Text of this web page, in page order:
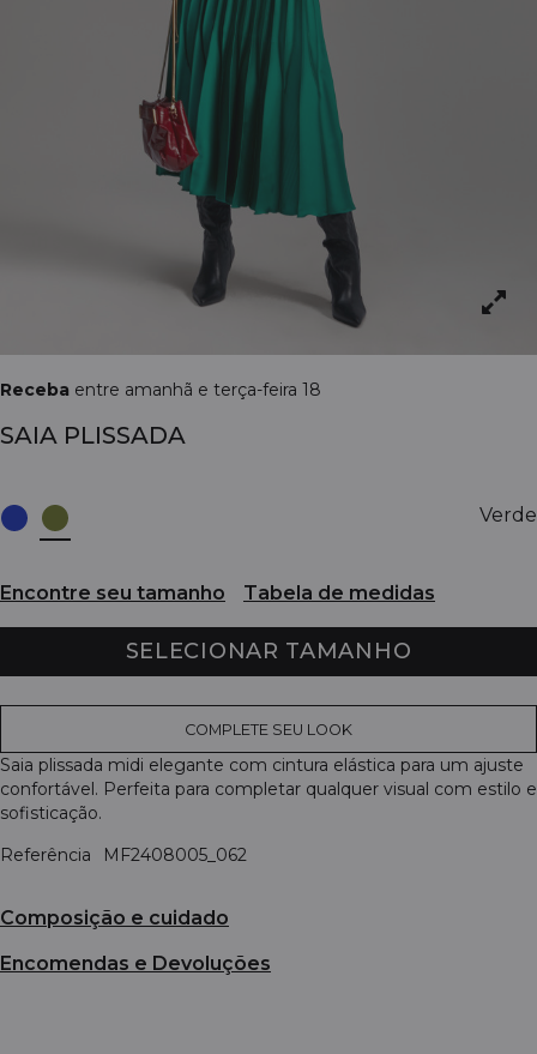
Receba entre amanhã e terça-feira 18
SAIA PLISSADA
Verde
Encontre seu tamanho Tabela de medidas
SELECIONAR TAMANHO
COMPLETE SEU LOOK
Saia plissada midi elegante com cintura elástica para um ajuste
confortável. Perfeita para completar qualquer visual com estilo e
sofisticação.
Referência
MF2408005_062
Composição e cuidado
Encomendas e Devoluções